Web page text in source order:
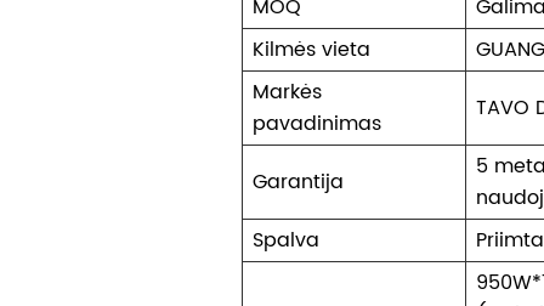
MOQ
Kilmės vieta
Markės
pavadinimas
TAVO
Garantija
5
Spalva